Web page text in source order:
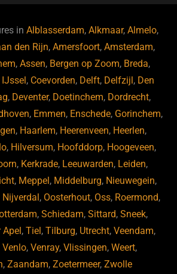
inAlblasserdam,Alkmaar,Almelo,
den Rijn,Amersfoort,Amsterdam,
,Assen, Bergen op Zoom, Breda,
, Coevorden, Delft, Delfzijl, Den
, Deventer, Doetinchem, Dordrecht,
, Emmen, Enschede, Gorinchem,
, Haarlem, Heerenveen, Heerlen,
, Hilversum, Hoofddorp, Hoogeveen,
, Kerkrade, Leeuwarden, Leiden,
, Meppel, Middelburg, Nieuwegein,
Nijverdal, Oosterhout, Oss, Roermond,
, Schiedam, Sittard, Sneek,
Apel,Tiel,Tilburg, Utrecht,Veendam,
Venlo,Venray,Vlissingen,Weert,
,Zaandam,Zoetermeer,Zwolle